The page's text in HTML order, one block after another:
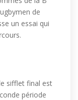
de
un essai qui
sifflet final est
période